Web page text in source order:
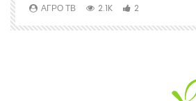
АГРО ТВ 2.1K 2